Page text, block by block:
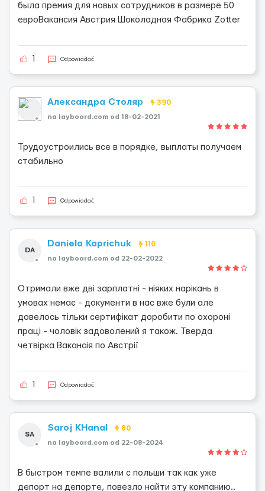
была премия для новых сотрудников в размере 50
евроВакансия Австрия Шоколадная Фабрика Zotter
Odpowiadać
Александра Столяр 390
na layboard.com od 18-02-2021
Трудоустроились все в порядке, выплаты получаем
стабильно
Odpowiadać
DA
Daniela Kaprichuk 110
na layboard.com od 22-02-2022
Отримали вже дві зарплатні - ніяких нарікань в
умовах немає - документи в нас вже були але
довелось тільки сертифікат доробити по охороні
праці - чоловік задоволений я також. Тверда
четвірка Вакансія по Австрії
Odpowiadać
SA
Saroj KHanal 80
na layboard.com od 22-08-2024
В быстром темпе валили с польши так как уже
депорт на депорте, повезло найти эту компанию..